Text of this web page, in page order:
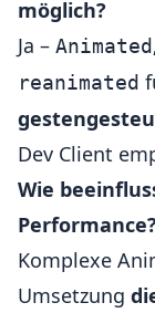
möglich?
Ja – Animated
reanimated
Dev Client
Wie
Performance?
Komplexe
Umsetzung